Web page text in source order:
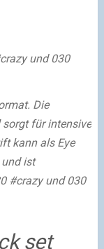
und 030
Die
sorgt für intensive
kann als Eye
ist
#crazy und 030
set